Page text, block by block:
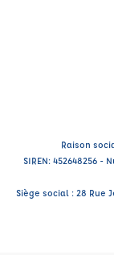
Raison
SIREN: 452648256 -
Siège social : 28 Rue